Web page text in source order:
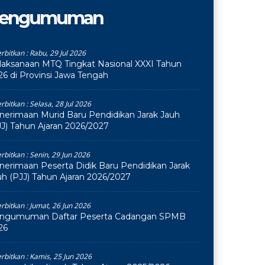
:Rabu, 29 Jul 2026
MTQ Tingkat Nasional XXXI Tahun
di Provinsi Jawa Tengah
:Selasa, 28 Jul 2026
Murid Baru Pendidikan Jarak Jauh
Tahun Ajaran 2026/2027
:Senin, 29 Jun 2026
Peserta Didik Baru Pendidikan Jarak
(PJJ) Tahun Ajaran 2026/2027
:Jumat, 26 Jun 2026
Daftar Peserta Cadangan SPMB
:Kamis, 25 Jun 2026